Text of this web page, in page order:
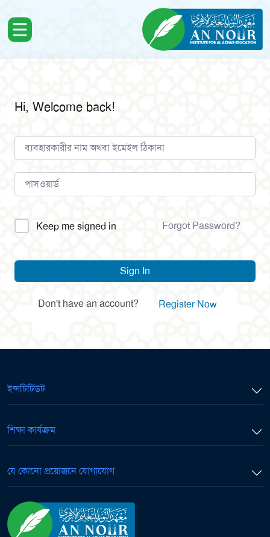
Hi, Welcome back!
Alternative:
Keep me signed in Forgot Password?
Sign In
Don't have an account? Register Now
ইন্সটিটিউট
শিক্ষা কার্যক্রম
যে কোনো প্রয়োজনে যোগাযোগ